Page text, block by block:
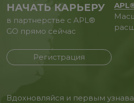
НАЧАТЬ КАРЬЕРУ
в партнерстве с APL®
GO прямо сейчас
Регистрация
Вдохновляйся и первым